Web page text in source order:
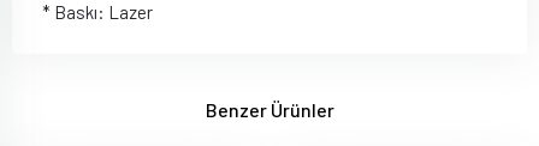
* Baskı: Lazer
Benzer Ürünler